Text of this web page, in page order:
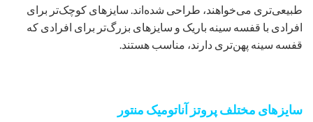
طبیعی‌تری می‌خواهند، طراحی شده‌اند. سایزهای کوچک‌تر برای
افرادی با قفسه سینه باریک و سایزهای بزرگ‌تر برای افرادی که
قفسه سینه پهن‌تری دارند، مناسب هستند.
سایزهای مختلف پروتز آناتومیک منتور